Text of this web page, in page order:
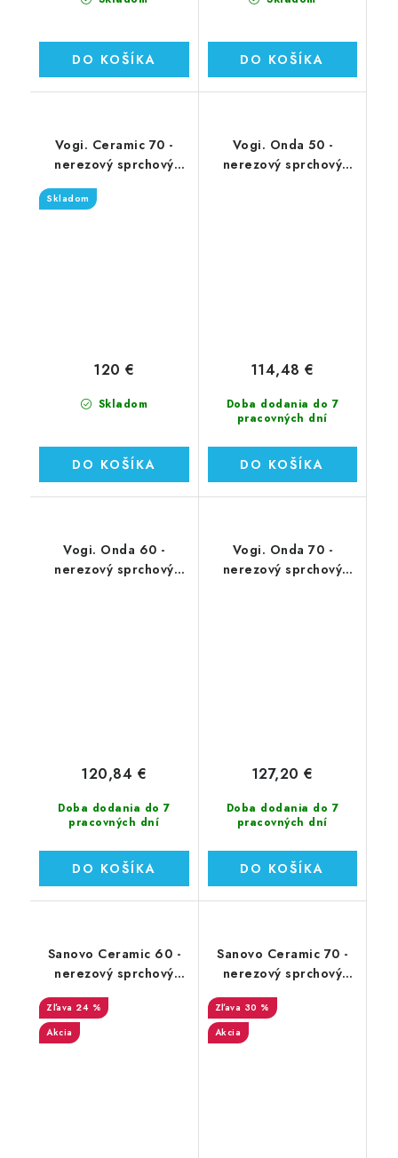
DO KOŠÍKA DO KOŠÍKA
Vogi. Ceramic 70 -
nerezový sprchový
žľab 70 cm (RD70set)
Skladom
Skladom
120 €
DO KOŠÍKA
Vogi. Onda 50 -
nerezový sprchový
Doba dodania do 7
pracovných dní
114,48 €
DO KOŠÍKA
Vogi. Onda 60 -
nerezový sprchový
Doba dodania do 7
pracovných dní
120,84 €
DO KOŠÍKA
Vogi. Onda 70 -
nerezový sprchový
Doba dodania do 7
pracovných dní
127,20 €
DO KOŠÍKA
Sanovo Ceramic 60 -
nerezový sprchový
žľab 60 cm (SAN_60C)
24 %
Akcia
Sanovo Ceramic 70 -
nerezový sprchový
žľab 70 cm (SAN_70C)
30 %
Akcia